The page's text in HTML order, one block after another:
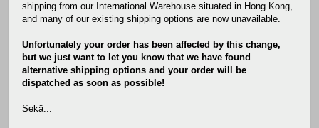
shipping from our International Warehouse situated in Hong Kong,
and many of our existing shipping options are now unavailable.
Unfortunately your order has been affected by this change,
but we just want to let you know that we have found
alternative shipping options and your order will be
dispatched as soon as possible!
Sekä...